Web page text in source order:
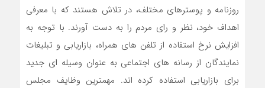
روزنامه و پوسترهای مختلف، در تلاش هستند که با معرفی
اهداف خود، نظر و رای مردم را به دست آورند. با توجه به
افزایش نرخ استفاده از تلفن های همراه، بازاریابی و تبلیغات
نمایندگان از رسانه های اجتماعی به عنوان وسیله ای جدید
برای بازاریابی استفاده کرده اند. مهمترین وظایف مجلس